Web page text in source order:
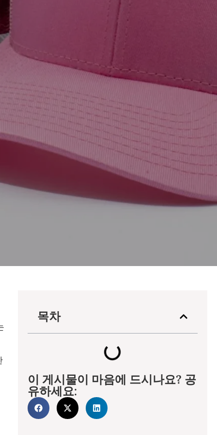
목차
이 게시물이 마음에 드시나요? 공
유하세요: